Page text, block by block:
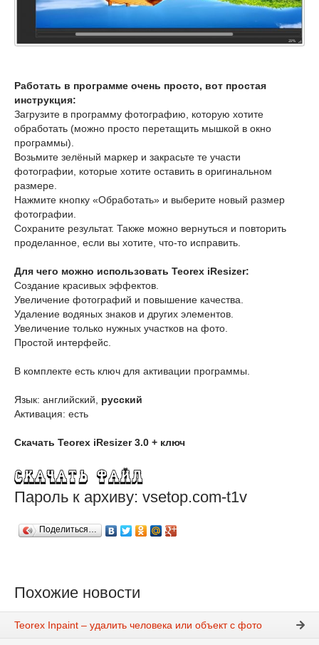
Работать в программе очень просто, вот простая
инструкция:
Загрузите в программу фотографию, которую хотите
обработать (можно просто перетащить мышкой в окно
программы).
Возьмите зелёный маркер и закрасьте те участи
фотографии, которые хотите оставить в оригинальном
размере.
Нажмите кнопку «Обработать» и выберите новый размер
фотографии.
Сохраните результат. Также можно вернуться и повторить
проделанное, если вы хотите, что-то исправить.
Для чего можно использовать Teorex iResizer:
Создание красивых эффектов.
Увеличение фотографий и повышение качества.
Удаление водяных знаков и других элементов.
Увеличение только нужных участков на фото.
Простой интерфейс.
В комплекте есть ключ для активации программы.
Язык: английский, русский
Активация: есть
Скачать Teorex iResizer 3.0 + ключ
Пароль к архиву: vsetop.com-t1v
Поделиться…
Похожие новости
Teorex Inpaint – удалить человека или объект с фото